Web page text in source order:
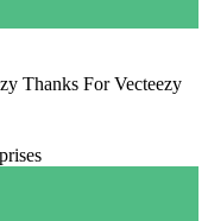
Thanks For Vecteezy